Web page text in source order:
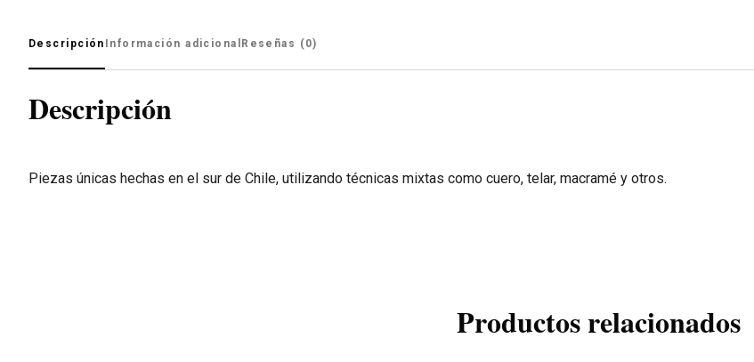
Descripción Información adicional Reseñas (0)
Descripción
Piezas únicas hechas en el sur de Chile, utilizando técnicas mixtas como cuero, telar, macramé y otros.
Productos relacionados